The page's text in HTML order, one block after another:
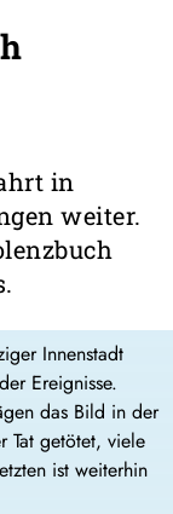
in
weiter.
Innenstadt
Ereignisse.
das Bild in der
Tat getötet, viele
ist weiterhin